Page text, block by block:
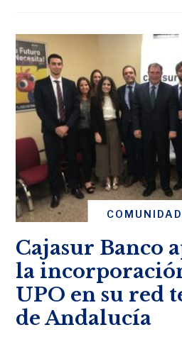
Cajasur Banco
la
UPO en su red
de Andalucía